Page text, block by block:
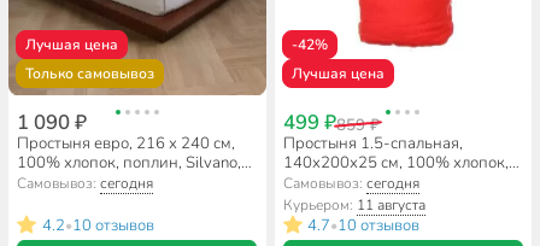
Лучшая цена
Только самовывоз
1 090 ₽
Простыня евро, 216 х 240 см,
100% хлопок, поплин, Silvano,
Тауп
Самовывоз:сегодня
4.2•10 отзывов
-42%
Лучшая цена
499 ₽859 ₽
Простыня 1.5-спальная,
140х200х25 см, 100% хлопок,
трикотаж, коралловая, на
резинке, Silvano, Радуга
Самовывоз: сегодня
Курьером: 11 августа
4.7•10 отзывов